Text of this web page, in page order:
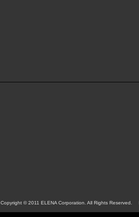
Copyright © 2011 ELENA Corporation. All Rights Reserved.